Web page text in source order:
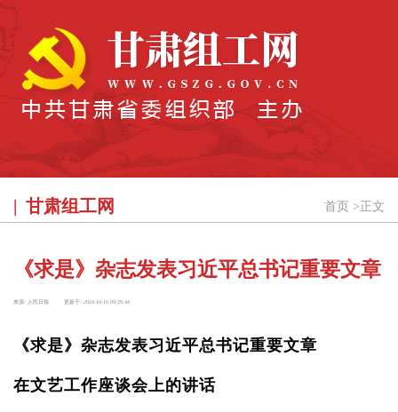
甘肃组工网 首页 > 正文
《求是》杂志发表习近平总书记重要文章
来源: 人民日报 更新于: 2024-10-16 09:29:44
《求是》杂志发表习近平总书记重要文章
在文艺工作座谈会上的讲话